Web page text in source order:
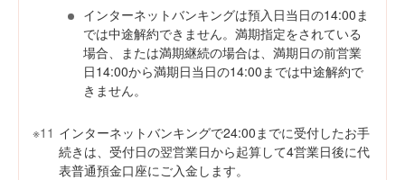
インターネットバンキングは預入日当日の14:00ま
では中途解約できません。満期指定をされている
場合、または満期継続の場合は、満期日の前営業
日14:00から満期日当日の14:00までは中途解約で
きません。
※11 インターネットバンキングで24:00までに受付したお手
続きは、受付日の翌営業日から起算して4営業日後に代
表普通預金口座にご入金します。